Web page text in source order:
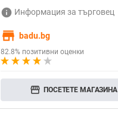
info Информация за търговец
store badu.bg
82.8% позитивни оценки
storefront ПОСЕТЕТЕ МАГАЗИНА